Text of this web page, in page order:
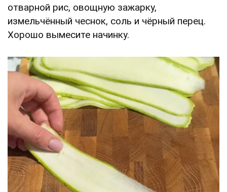
отварной рис, овощную зажарку,
измельчённый чеснок, соль и чёрный перец.
Хорошо вымесите начинку.